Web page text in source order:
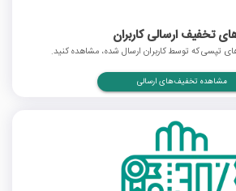
تخفیف ارسالی کاربران
تپسی که توسط کاربران ارسال شده، مشاهده کنید.
مشاهده تخفیف‌های ارسالی